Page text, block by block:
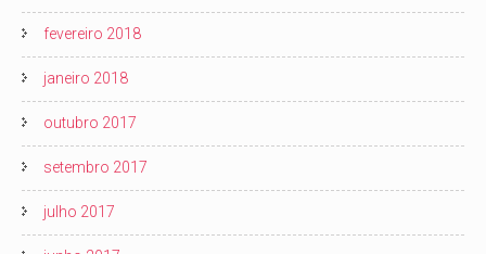
fevereiro 2018
janeiro 2018
outubro 2017
setembro 2017
julho 2017